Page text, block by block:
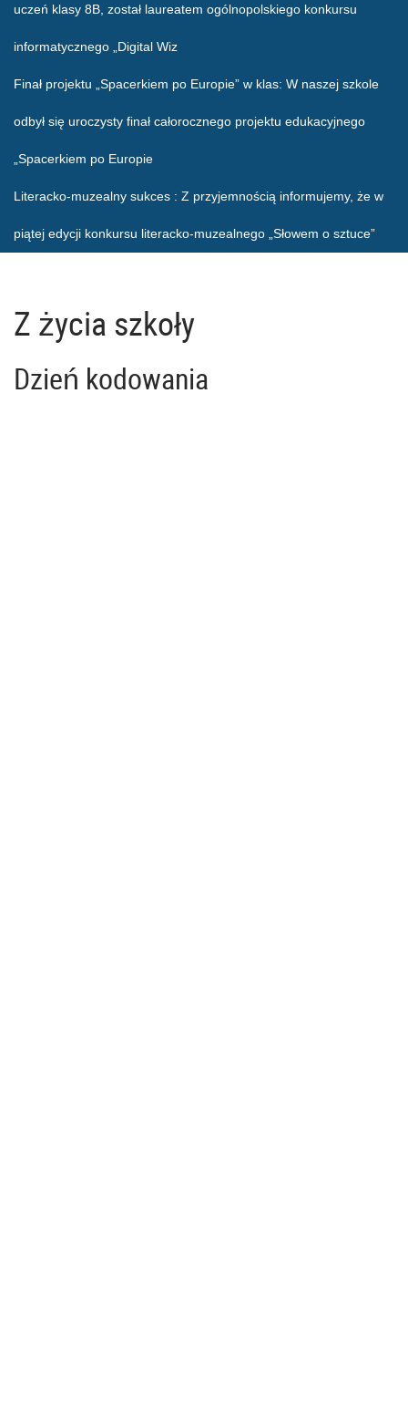
uczeń klasy 8B, został laureatem ogólnopolskiego konkursu
informatycznego „Digital Wiz
Finał projektu „Spacerkiem po Europie” w klas: W naszej szkole
odbył się uroczysty finał całorocznego projektu edukacyjnego
„Spacerkiem po Europie
Literacko-muzealny sukces : Z przyjemnością informujemy, że w
piątej edycji konkursu literacko-muzealnego „Słowem o sztuce”
Z życia szkoły
Dzień kodowania